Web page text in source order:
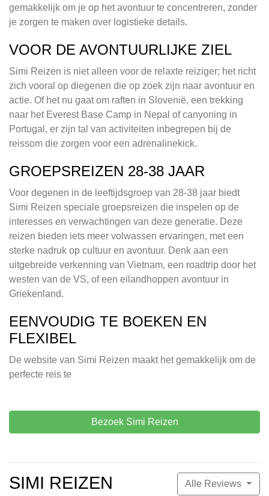
gemakkelijk om je op het avontuur te concentreren, zonder
je zorgen te maken over logistieke details.
VOOR DE AVONTUURLIJKE ZIEL
Simi Reizen is niet alleen voor de relaxte reiziger; het richt
zich vooral op diegenen die op zoek zijn naar avontuur en
actie. Of het nu gaat om raften in Slovenië, een trekking
naar het Everest Base Camp in Nepal of canyoning in
Portugal, er zijn tal van activiteiten inbegrepen bij de
reissom die zorgen voor een adrenalinekick.
GROEPSREIZEN 28-38 JAAR
Voor degenen in de leeftijdsgroep van 28-38 jaar biedt
Simi Reizen speciale groepsreizen die inspelen op de
interesses en verwachtingen van deze generatie. Deze
reizen bieden iets meer volwassen ervaringen, met een
sterke nadruk op cultuur en avontuur. Denk aan een
uitgebreide verkenning van Vietnam, een roadtrip door het
westen van de VS, of een eilandhoppen avontuur in
Griekenland.
EENVOUDIG TE BOEKEN EN
FLEXIBEL
De website van Simi Reizen maakt het gemakkelijk om de
perfecte reis te
Bezoek Simi Reizen
Alle Reviews
SIMI REIZEN